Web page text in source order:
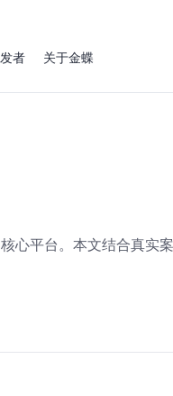
者 关于金蝶
心平台。本文结合真实